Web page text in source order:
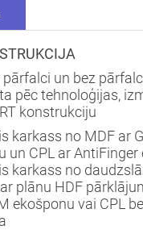
un bez
pēc tehnoloģijas,
konstrukciju
karkass no MDF ar
un CPL ar AntiFinger
karkass no
plānu HDF
ekošponu vai CPL